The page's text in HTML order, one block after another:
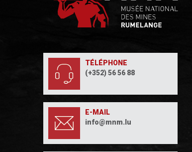
TÉLÉPHONE
(+352) 56 56 88
E-MAIL
info@mnm.lu